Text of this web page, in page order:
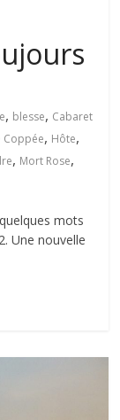
, blesse, Cabaret
Coppée, Hôte,
, Mort Rose,
mots
Une nouvelle